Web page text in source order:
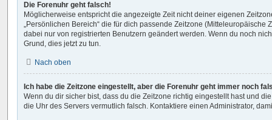
Die Forenuhr geht falsch!
Möglicherweise entspricht die angezeigte Zeit nicht deiner eigenen
„Persönlichen Bereich“ die für dich passende Zeitzone (Mitteleuropäische
dabei nur von registrierten Benutzern geändert werden. Wenn du noch
Grund, dies jetzt zu tun.
Nach oben
Ich habe die Zeitzone eingestellt, aber die Forenuhr geht immer noch
Wenn du dir sicher bist, dass du die Zeitzone richtig eingestellt hast und
die Uhr des Servers vermutlich falsch. Kontaktiere einen Administrator,